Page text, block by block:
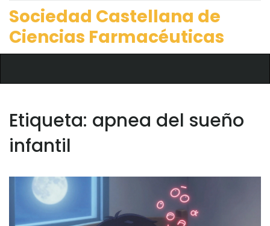
Sociedad Castellana de
Ciencias Farmacéuticas
Etiqueta: apnea del sueño
infantil